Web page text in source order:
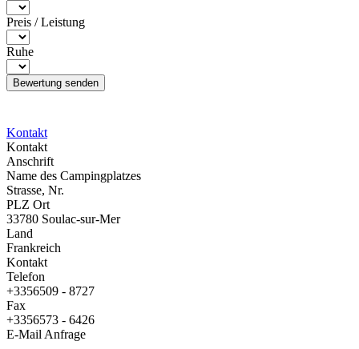
Preis / Leistung
Ruhe
Kontakt
Kontakt
Anschrift
Name des Campingplatzes
Strasse, Nr.
PLZ Ort
33780 Soulac-sur-Mer
Land
Frankreich
Kontakt
Telefon
+3356509 - 8727
Fax
+3356573 - 6426
E-Mail Anfrage